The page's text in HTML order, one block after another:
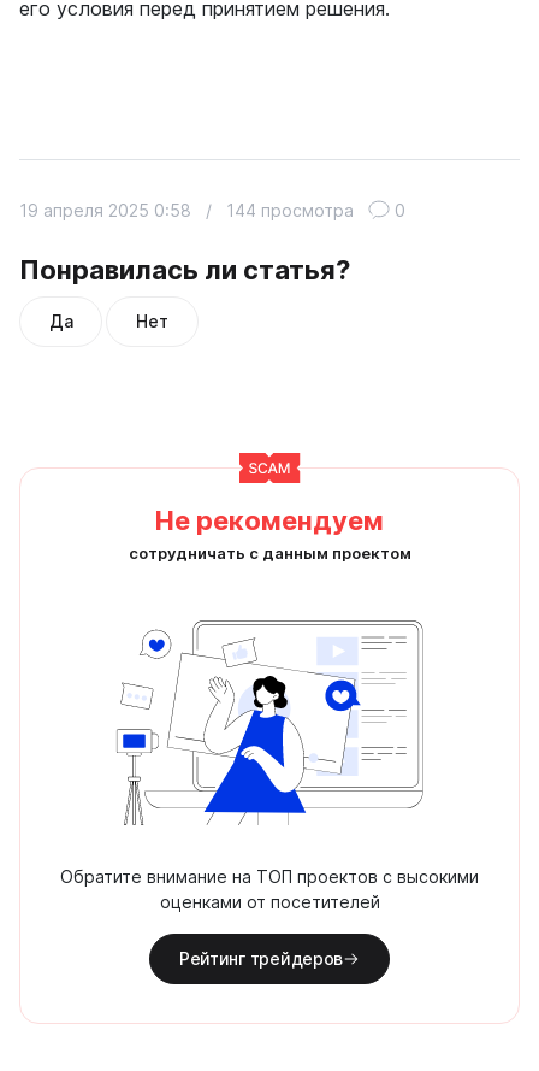
его условия перед принятием решения.
Понравилась ли статья?
Да Нет
19 апреля 2025 0:58 / 144 просмотра 0
Не рекомендуем
сотрудничать с данным проектом
Обратите внимание на ТОП проектов с высокими
оценками от посетителей
Рейтинг трейдеров